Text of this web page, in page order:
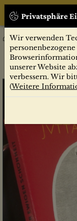
Privatsphäre
Wir verwenden
unserer Website
verbessern. Wir
(Weitere
Sachbücher
Traum der ewigen
Joachim